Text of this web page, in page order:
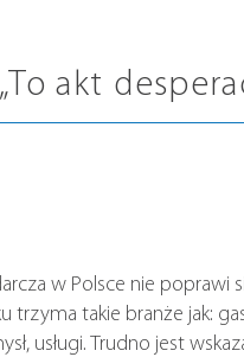
akt
w Polsce nie
takie branże jak:
usługi. Trudno jest